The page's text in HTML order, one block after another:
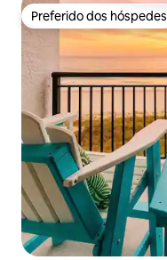
Preferido dos hóspedes
Preferido dos hóspedes